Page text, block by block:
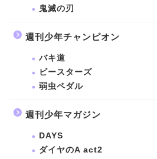
鬼滅の刃
週刊少年チャンピオン
バキ道
ビースターズ
弱虫ペダル
週刊少年マガジン
DAYS
ダイヤのA act2